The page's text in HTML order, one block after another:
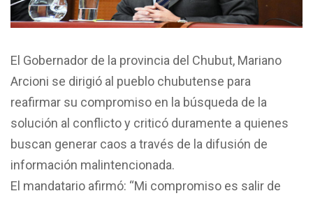
El Gobernador de la provincia del Chubut, Mariano
Arcioni se dirigió al pueblo chubutense para
reafirmar su compromiso en la búsqueda de la
solución al conflicto y criticó duramente a quienes
buscan generar caos a través de la difusión de
información malintencionada.
El mandatario afirmó: “Mi compromiso es salir de